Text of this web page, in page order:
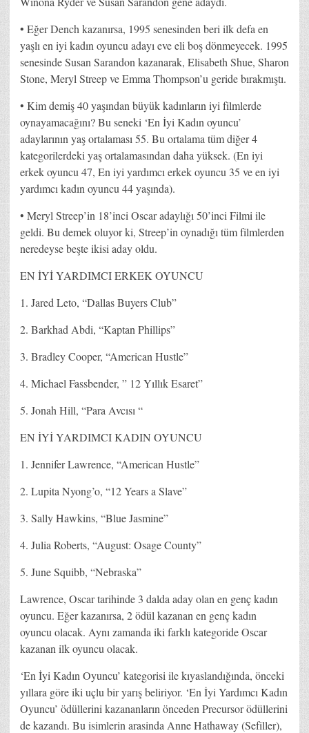
• Eğer Dench kazanırsa, 1995 senesinden beri ilk defa en
yaşlı en iyi kadın oyuncu adayı eve eli boş dönmeyecek. 1995
senesinde Susan Sarandon kazanarak, Elisabeth Shue, Sharon
Stone, Meryl Streep ve Emma Thompson’u geride bırakmıştı.
• Kim demiş 40 yaşından büyük kadınların iyi filmlerde
oynayamacağını? Bu seneki ‘En İyi Kadın oyuncu’
adaylarının yaş ortalaması 55. Bu ortalama tüm diğer 4
kategorilerdeki yaş ortalamasından daha yüksek. (En iyi
erkek oyuncu 47, En iyi yardımcı erkek oyuncu 35 ve en iyi
yardımcı kadın oyuncu 44 yaşında).
• Meryl Streep’in 18’inci Oscar adaylığı 50’inci Filmi ile
geldi. Bu demek oluyor ki, Streep’in oynadığı tüm filmlerden
neredeyse beşte ikisi aday oldu.
EN İYİ YARDIMCI ERKEK OYUNCU
1. Jared Leto, “Dallas Buyers Club”
2. Barkhad Abdi, “Kaptan Phillips”
3. Bradley Cooper, “American Hustle”
4. Michael Fassbender, ” 12 Yıllık Esaret”
5. Jonah Hill, “Para Avcısı “
EN İYİ YARDIMCI KADIN OYUNCU
1. Jennifer Lawrence, “American Hustle”
2. Lupita Nyong’o, “12 Years a Slave”
3. Sally Hawkins, “Blue Jasmine”
4. Julia Roberts, “August: Osage County”
5. June Squibb, “Nebraska”
Lawrence, Oscar tarihinde 3 dalda aday olan en genç kadın
oyuncu. Eğer kazanırsa, 2 ödül kazanan en genç kadın
oyuncu olacak. Aynı zamanda iki farklı kategoride Oscar
kazanan ilk oyuncu olacak.
‘En İyi Kadın Oyuncu’ kategorisi ile kıyaslandığında, önceki
yıllara göre iki uçlu bir yarış beliriyor. ‘En İyi Yardımcı Kadın
Oyuncu’ ödüllerini kazananların önceden Precursor ödüllerini
de kazandı. Bu isimlerin arasinda Anne Hathaway (Sefiller),